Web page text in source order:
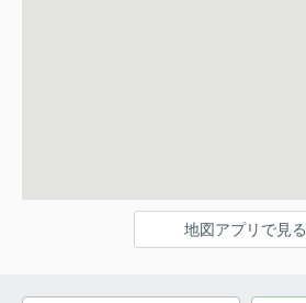
地図アプリで見る